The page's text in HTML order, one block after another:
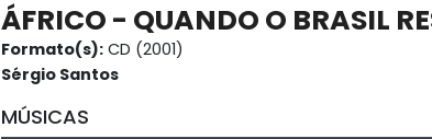
ÁFRICO - QUANDO O BRASIL
Formato(s): CD (2001)
Sérgio Santos
MÚSICAS